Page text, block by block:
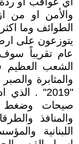
والأمن او من
الطوائف وما
يتوزعون على ارض
عام تقريباً
الشعب
"2019" .
صيحات وضغط
والمنافذ
اللبنانية